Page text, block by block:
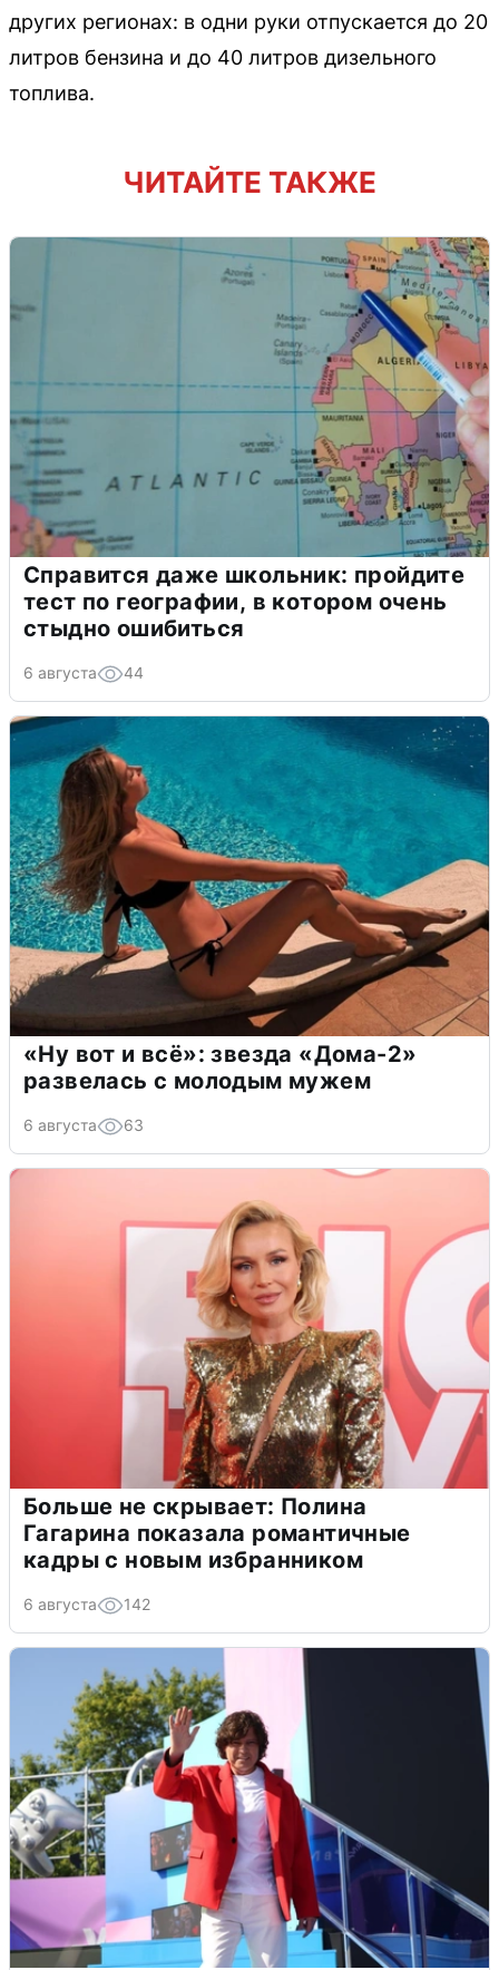
других регионах: в одни руки отпускается до 20
литров бензина и до 40 литров дизельного
топлива.
ЧИТАЙТЕ ТАКЖЕ
Справится даже школьник: пройдите
тест по географии, в котором очень
стыдно ошибиться
6 августа 44
«Ну вот и всё»: звезда «Дома-2»
развелась с молодым мужем
6 августа 63
Больше не скрывает: Полина
Гагарина показала романтичные
кадры с новым избранником
6 августа 142